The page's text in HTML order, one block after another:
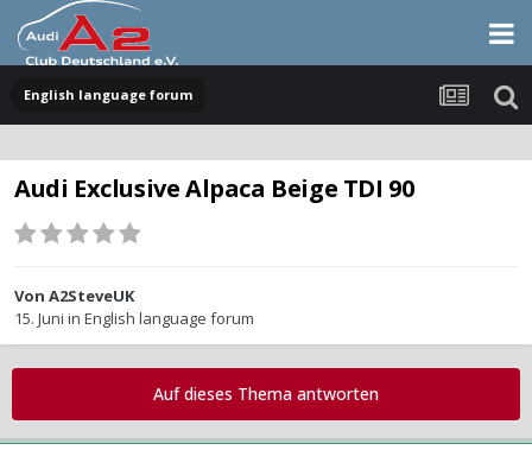
English language forum
Audi Exclusive Alpaca Beige TDI 90
Von A2SteveUK
15. Juni in English language forum
Auf dieses Thema antworten